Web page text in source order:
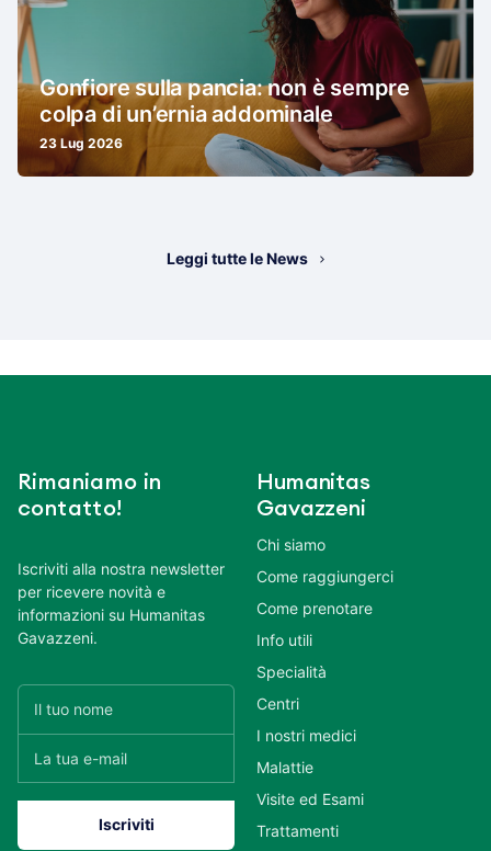
Gonfiore sulla pancia: non è sempre
colpa di un’ernia addominale
23 Lug 2026
Leggi tutte le News
Rimaniamo in
contatto!
Iscriviti alla nostra newsletter
per ricevere novità e
informazioni su Humanitas
Gavazzeni.
Humanitas
Gavazzeni
Chi siamo
Come raggiungerci
Come prenotare
Info utili
Specialità
Centri
I nostri medici
Malattie
Visite ed Esami
Trattamenti